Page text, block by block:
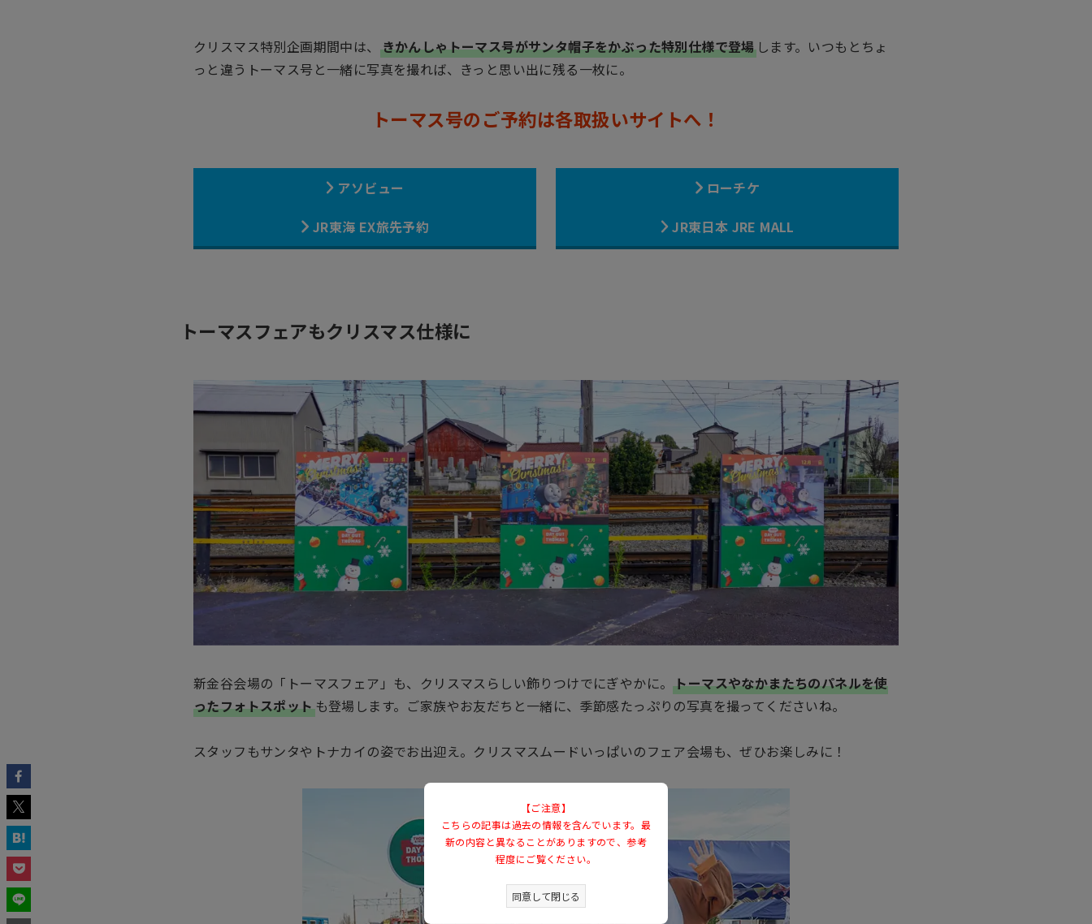
【ご注意】
こちらの記事は過去の情報を含んでいます。最
新の内容と異なることがありますので、参考
程度にご覧ください。
同意して閉じる
クリスマス特別企画期間中は、 きかんしゃトーマス号がサンタ帽子をかぶった特別仕様で登場します。いつもとちょ
っと違うトーマス号と一緒に写真を撮れば、きっと思い出に残る一枚に。
トーマス号のご予約は各取扱いサイトへ！
アソビュー
ローチケ
JR東海 EX旅先予約
JR東日本 JRE MALL
トーマスフェアもクリスマス仕様に
新金谷会場の「トーマスフェア」も、クリスマスらしい飾りつけでにぎやかに。トーマスやなかまたちのパネルを使
ったフォトスポットも登場します。ご家族やお友だちと一緒に、季節感たっぷりの写真を撮ってくださいね。
スタッフもサンタやトナカイの姿でお出迎え。クリスマスムードいっぱいのフェア会場も、ぜひお楽しみに！